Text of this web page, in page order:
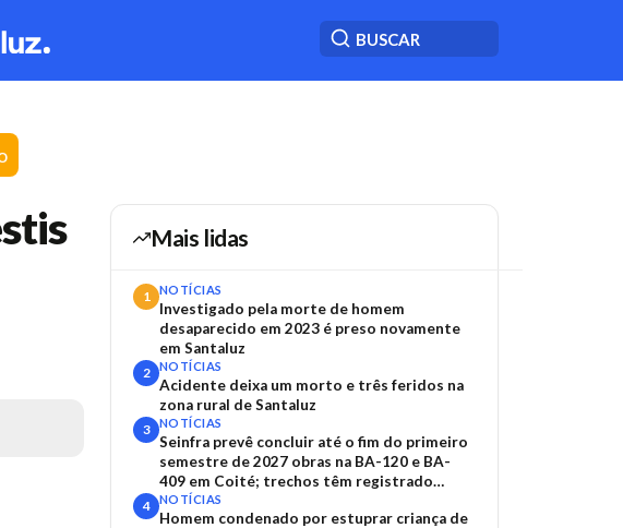
Mais lidas
1 NOTÍCIAS
Investigado pela morte de homem
desaparecido em 2023 é preso novamente
em Santaluz
2 NOTÍCIAS
Acidente deixa um morto e três feridos na
zona rural de Santaluz
3 NOTÍCIAS
Seinfra prevê concluir até o fim do primeiro
semestre de 2027 obras na BA-120 e BA-
409 em Coité; trechos têm registrado
acidentes
4 NOTÍCIAS
Homem condenado por estuprar criança de